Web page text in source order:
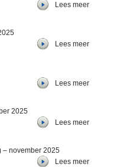
Lees meer
Lees meer
Lees meer
2025
Lees meer
– november 2025
Lees meer